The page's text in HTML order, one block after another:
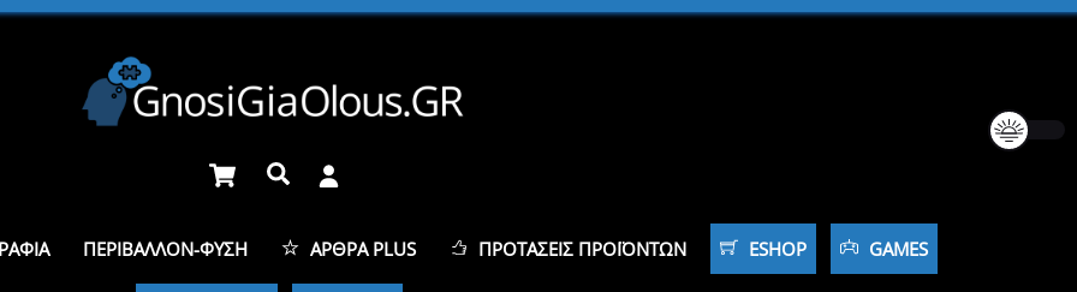
Cart Αναζήτηση
ΠΕΡΙΒΆΛΛΟΝ-ΦΎΣΗ ΆΡΘΡΑ PLUS ΠΡΟΤΆΣΕΙΣ ΠΡΟΪΌΝΤΩΝ ESHOP GAMES